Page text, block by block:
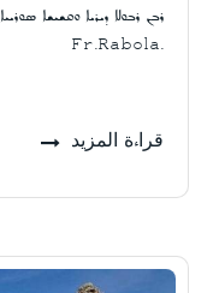
ܪܒܢ ܪܒܘܠܐ ܕܝܪܝܐ ܘܩܫܝܫܐ ܣܘܪܝܝܐ
Fr.Rabola.
قراءة المزيد